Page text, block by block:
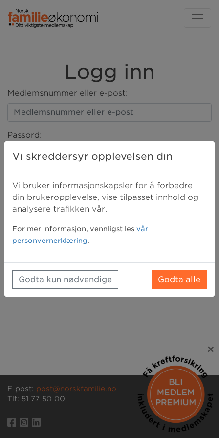
Logg inn
Medlemsnummer eller e-post:
Passord:
LOGG INN
E-post: post@norskfamilie.no
Tlf: 51 77 50 00
×
Vi skreddersyr opplevelsen din
Vi bruker informasjonskapsler for å forbedre
din brukeropplevelse, vise tilpasset innhold og
analysere trafikken vår.
For mer informasjon, vennligst les vår
personvernerklæring.
Godta kun nødvendige Godta alle